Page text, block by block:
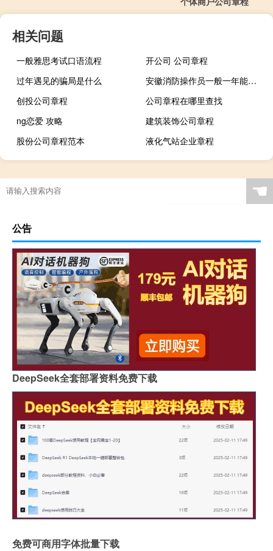
相关问题
一般雅思考试口语流程
开公司 公司章程
过年遇见的骗局是什么
安徽消防操作员一般一年能挣多少钱
创投公司章程
公司章程在哪里查找
ng恋爱 攻略
建筑装饰公司章程
股份公司章程范本
液化气站企业章程
☚
公告
DeepSeek全套部署资料免费下载
免费可商用字体批量下载